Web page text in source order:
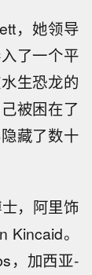
，她领导
了一个平
生恐龙的
被困在了
藏了数十
，阿里饰
。
，加西亚-